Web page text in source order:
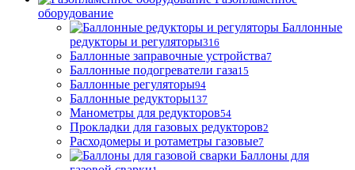
оборудование
Баллонные
редукторы и регуляторы316
Баллонные заправочные устройства7
Баллонные подогреватели газа15
Баллонные регуляторы94
Баллонные редукторы137
Манометры для редукторов54
Прокладки для газовых редукторов2
Расходомеры и ротаметры газовые7
Баллоны для